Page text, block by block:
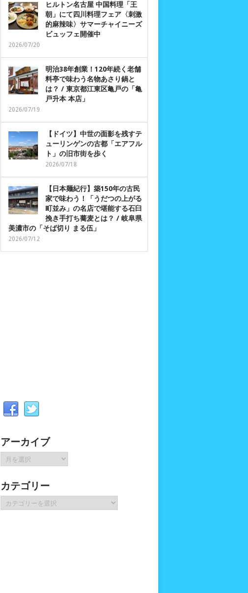
ヒルトン名古屋 中国料理「王
朝」にて四川料理フェア〈刺激
的麻辣味〉サマーチャイニーズ
ビュッフェ開催中
2026/07/20
明治38年創業！120年続く老舗
料亭で味わう名物あさり鍋と
は？ / 東京都江東区亀戸の「亀
戸升本 本店」
2026/07/19
【ドイツ】中世の面影を残すテ
ューリンゲンの古都「エアフル
ト」の旧市街を歩く
2026/07/18
【日本麺紀行】築150年の古民
家で味わう！「うだつの上がる
町並み」の名店で堪能する石臼
挽き手打ち蕎麦とは？ / 岐阜県
美濃市の「そば切り まる伍」
2026/07/12
アーカイブ
ア
ー
イ
ブ
カテゴリー
テ